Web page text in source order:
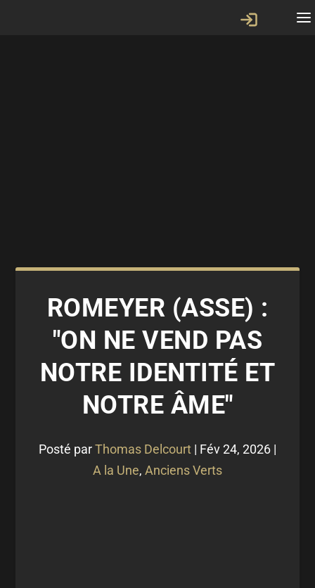
ROMEYER (ASSE) :
"ON NE VEND PAS
NOTRE IDENTITÉ ET
NOTRE ÂME"
Posté parThomas Delcourt | Fév 24, 2026 |
A la Une, Anciens Verts